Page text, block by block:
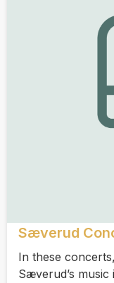
Sæverud
In these
Sæverud’s